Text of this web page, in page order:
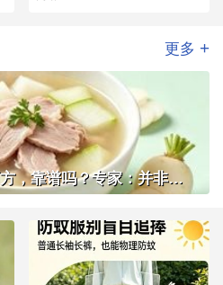
更多 +
伏羊一碗汤，不用开药方，靠谱吗？专家：并非人人适用